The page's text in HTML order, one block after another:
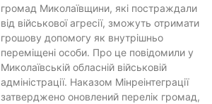
громад Миколаївщини, які постраждали
від військової агресії, зможуть отримати
грошову допомогу як внутрішньо
переміщені особи. Про це повідомили у
Миколаївській обласній військовій
адміністрації. Наказом Мінреінтеграції
затверджено оновлений перелік громад,